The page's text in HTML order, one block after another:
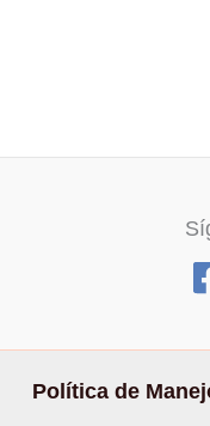
Política de